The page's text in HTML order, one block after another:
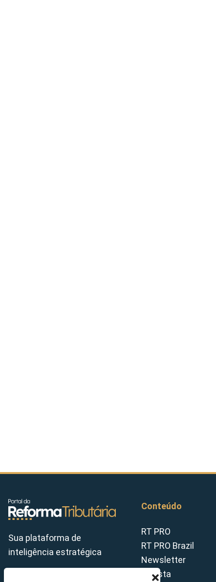
Sua plataforma de
inteligência estratégica
Conteúdo
RT PRO
RT PRO Brazil
Newsletter
Revista